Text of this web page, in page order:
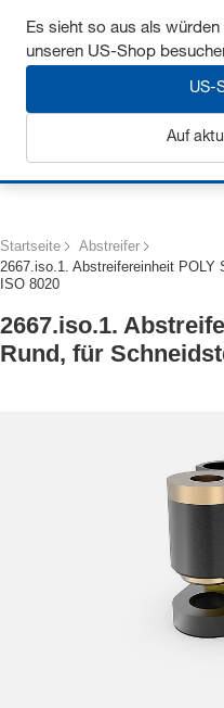
Sichern Sie sich bis
mehr
Startseite
Abstreifer
2667.iso.1. Abstreifereinheit POLY
ISO 8020
2667.iso.1.
Rund, für
Es sieht so aus als
unseren US-Shop
US-
Auf